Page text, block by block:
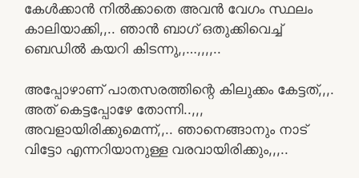
കേൾക്കാൻ നിൽക്കാതെ അവൻ വേഗം സ്ഥലം
കാലിയാക്കി,,.. ഞാൻ ബാഗ് ഒതുക്കിവെച്ച്
ബെഡിൽ കയറി കിടന്നു,,…,,,,..
അപ്പോഴാണ് പാതസരത്തിന്റെ കിലുക്കം കേട്ടത്,,,.
അത്‌ കെട്ടപ്പോഴേ തോന്നി..,,,
അവളായിരിക്കുമെന്ന്,,.. ഞാനെങ്ങാനും നാട്
വിട്ടോ എന്നറിയാനുള്ള വരവായിരിക്കും,,,..